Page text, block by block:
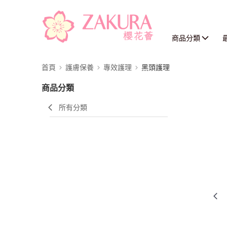
商品分類
首頁 護膚保養 專效護理 黑頭護理
商品分類
所有分類